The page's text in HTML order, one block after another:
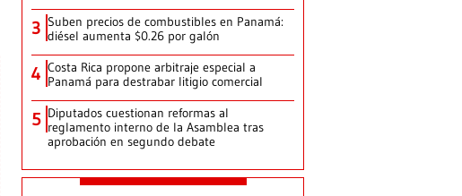
3 Suben precios de combustibles en Panamá:
diésel aumenta $0.26 por galón
4 Costa Rica propone arbitraje especial a
Panamá para destrabar litigio comercial
5 Diputados cuestionan reformas al
reglamento interno de la Asamblea tras
aprobación en segundo debate